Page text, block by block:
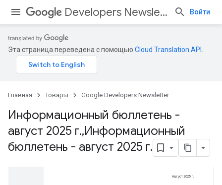
Developers Newsletter Войти
Эта страница переведена с помощью Cloud Translation API
Главная Товары Google Developers Newsletter
Информационный бюллетень -
август 2025 г.,Информационный
бюллетень - август 2025 г.